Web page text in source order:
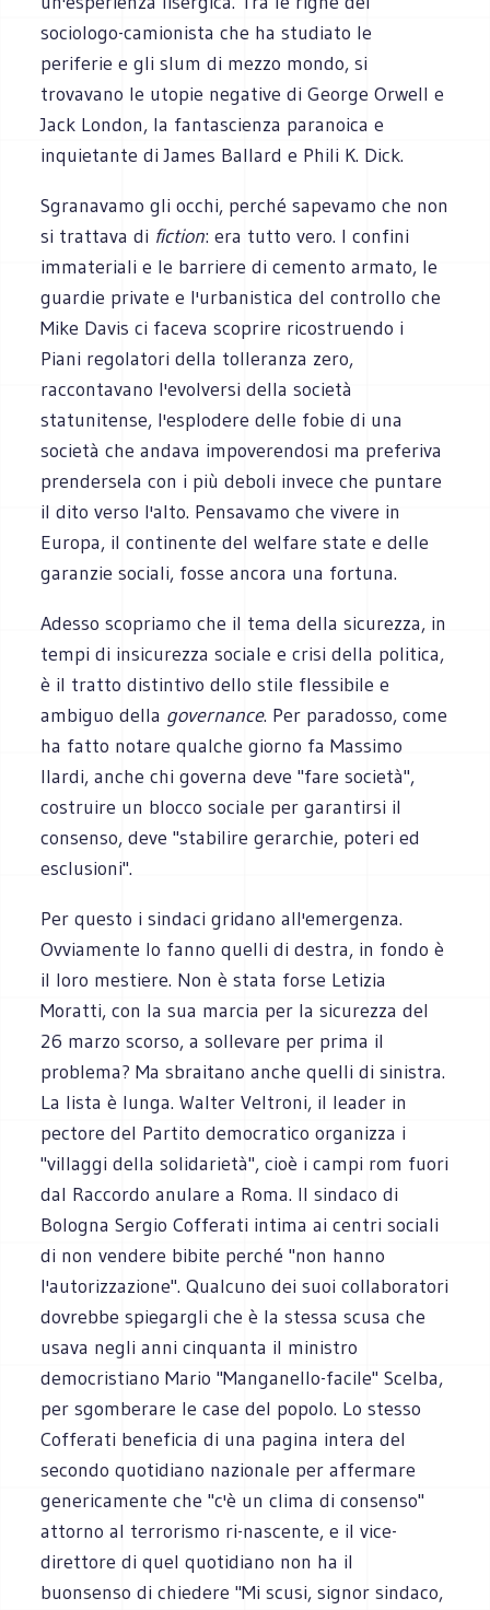
sociologo-camionista che ha studiato le
periferie e gli slum di mezzo mondo, si
trovavano le utopie negative di George Orwell e
Jack London, la fantascienza paranoica e
inquietante di James Ballard e Phili K. Dick.
Sgranavamo gli occhi, perché sapevamo che non
si trattava di fiction: era tutto vero. I confini
immateriali e le barriere di cemento armato, le
guardie private e l'urbanistica del controllo che
Mike Davis ci faceva scoprire ricostruendo i
Piani regolatori della tolleranza zero,
raccontavano l'evolversi della società
statunitense, l'esplodere delle fobie di una
società che andava impoverendosi ma preferiva
prendersela con i più deboli invece che puntare
il dito verso l'alto. Pensavamo che vivere in
Europa, il continente del welfare state e delle
garanzie sociali, fosse ancora una fortuna.
Adesso scopriamo che il tema della sicurezza, in
tempi di insicurezza sociale e crisi della politica,
è il tratto distintivo dello stile flessibile e
ambiguo della governance. Per paradosso, come
ha fatto notare qualche giorno fa Massimo
Ilardi, anche chi governa deve "fare società",
costruire un blocco sociale per garantirsi il
consenso, deve "stabilire gerarchie, poteri ed
esclusioni".
Per questo i sindaci gridano all'emergenza.
Ovviamente lo fanno quelli di destra, in fondo è
il loro mestiere. Non è stata forse Letizia
Moratti, con la sua marcia per la sicurezza del
26 marzo scorso, a sollevare per prima il
problema? Ma sbraitano anche quelli di sinistra.
La lista è lunga. Walter Veltroni, il leader in
pectore del Partito democratico organizza i
"villaggi della solidarietà", cioè i campi rom fuori
dal Raccordo anulare a Roma. Il sindaco di
Bologna Sergio Cofferati intima ai centri sociali
di non vendere bibite perché "non hanno
l'autorizzazione". Qualcuno dei suoi collaboratori
dovrebbe spiegargli che è la stessa scusa che
usava negli anni cinquanta il ministro
democristiano Mario "Manganello-facile" Scelba,
per sgomberare le case del popolo. Lo stesso
Cofferati beneficia di una pagina intera del
secondo quotidiano nazionale per affermare
genericamente che "c'è un clima di consenso"
attorno al terrorismo ri-nascente, e il vice-
direttore di quel quotidiano non ha il
buonsenso di chiedere "Mi scusi, signor sindaco,